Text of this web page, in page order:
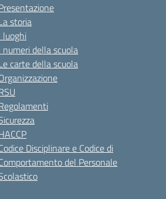
storia
luoghi
numeri della scuola
carte della scuola
Disciplinare e Codice di
del Personale